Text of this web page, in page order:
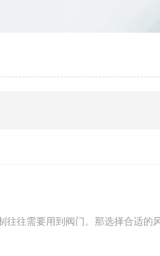
往需要用到阀门。那选择合适的